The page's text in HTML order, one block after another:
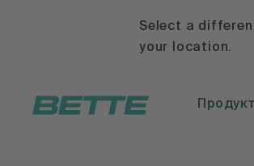
Select a
your location.